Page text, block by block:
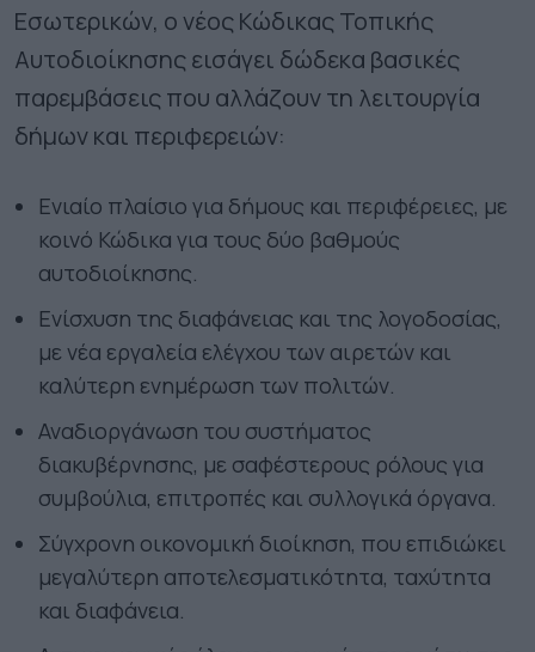
Εσωτερικών, ο νέος Κώδικας Τοπικής
Αυτοδιοίκησης εισάγει δώδεκα βασικές
παρεμβάσεις που αλλάζουν τη λειτουργία
δήμων και περιφερειών:
Ενιαίο πλαίσιο για δήμους και περιφέρειες, με
κοινό Κώδικα για τους δύο βαθμούς
αυτοδιοίκησης.
Ενίσχυση της διαφάνειας και της λογοδοσίας,
με νέα εργαλεία ελέγχου των αιρετών και
καλύτερη ενημέρωση των πολιτών.
Αναδιοργάνωση του συστήματος
διακυβέρνησης, με σαφέστερους ρόλους για
συμβούλια, επιτροπές και συλλογικά όργανα.
Σύγχρονη οικονομική διοίκηση, που επιδιώκει
μεγαλύτερη αποτελεσματικότητα, ταχύτητα
και διαφάνεια.